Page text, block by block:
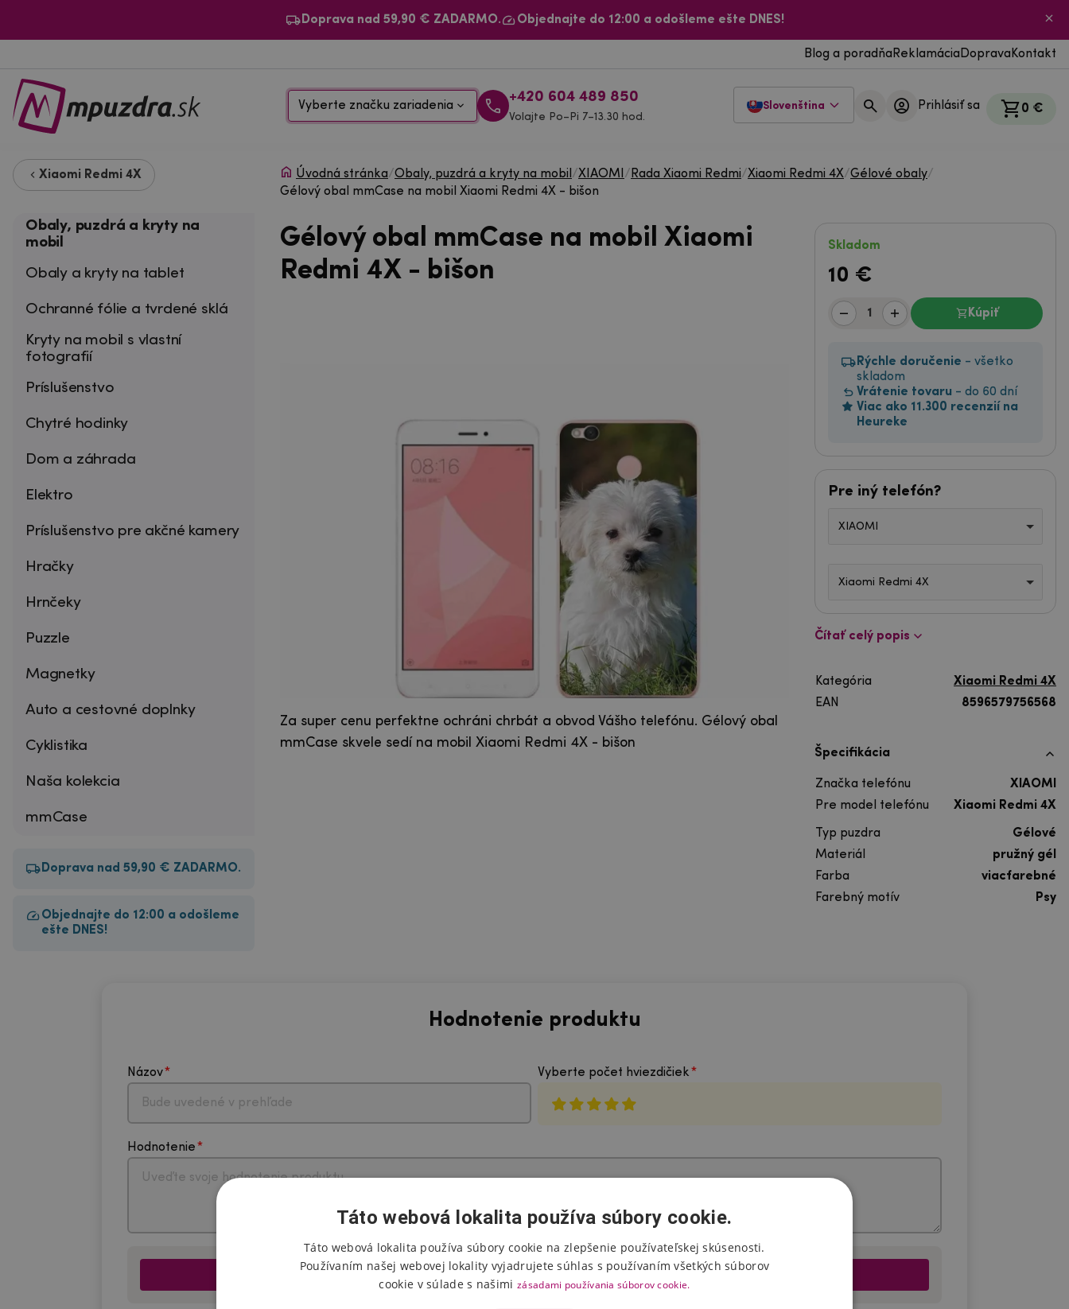
Doprava nad 59,90 € ZADARMO. Objednajte do 12:00 a odošleme ešte DNES!
Blog a poradňa Reklamácia Doprava Kontakt
Vyberte značku zariadenia
+420 604 489 850
Volajte Po–Pi 7–13.30 hod.
Slovenština Prihlásiť sa 0 €
Xiaomi Redmi 4X
Obaly, puzdrá a kryty na
mobil
Obaly a kryty na tablet
Ochranné fólie a tvrdené sklá
Kryty na mobil s vlastní
fotografií
Príslušenstvo
Chytré hodinky
Dom a záhrada
Elektro
Príslušenstvo pre akčné kamery
Hračky
Hrnčeky
Puzzle
Magnetky
Auto a cestovné doplnky
Cyklistika
Naša kolekcia
mmCase
Doprava nad 59,90 € ZADARMO.
Objednajte do 12:00 a odošleme
ešte DNES!
Úvodná stránka/Obaly, puzdrá a kryty na mobil /XIAOMI / Rada Xiaomi Redmi/Xiaomi Redmi 4X/Gélové obaly/
Gélový obal mmCase na mobil Xiaomi Redmi 4X - bišon
Gélový obal mmCase na mobil Xiaomi
Redmi 4X - bišon
Za super cenu perfektne ochráni chrbát a obvod Vášho telefónu. Gélový obal
mmCase skvele sedí na mobil Xiaomi Redmi 4X - bišon
Skladom
10 €
Kúpiť
Rýchle doručenie - všetko
skladom
Vrátenie tovaru - do 60 dní
Viac ako 11.300 recenzií na
Heureke
Pre iný telefón?
XIAOMI
Xiaomi Redmi 4X
Čítať celý popis
Kategória
Xiaomi Redmi 4X
EAN
8596579756568
Špecifikácia
Značka telefónu
XIAOMI
Pre model telefónu
Xiaomi Redmi 4X
Typ puzdra
Gélové
Materiál
pružný gél
Farba
viacfarebné
Farebný motív
Psy
Hodnotenie produktu
Názov Vyberte počet hviezdičiek
Hodnotenie
Poslať hodnotenie
Táto webová lokalita používa súbory cookie.
Táto webová lokalita používa súbory cookie na zlepšenie používateľskej skúsenosti.
Používaním našej webovej lokality vyjadrujete súhlas s používaním všetkých súborov
cookie v súlade s našimi zásadami používania súborov cookie.